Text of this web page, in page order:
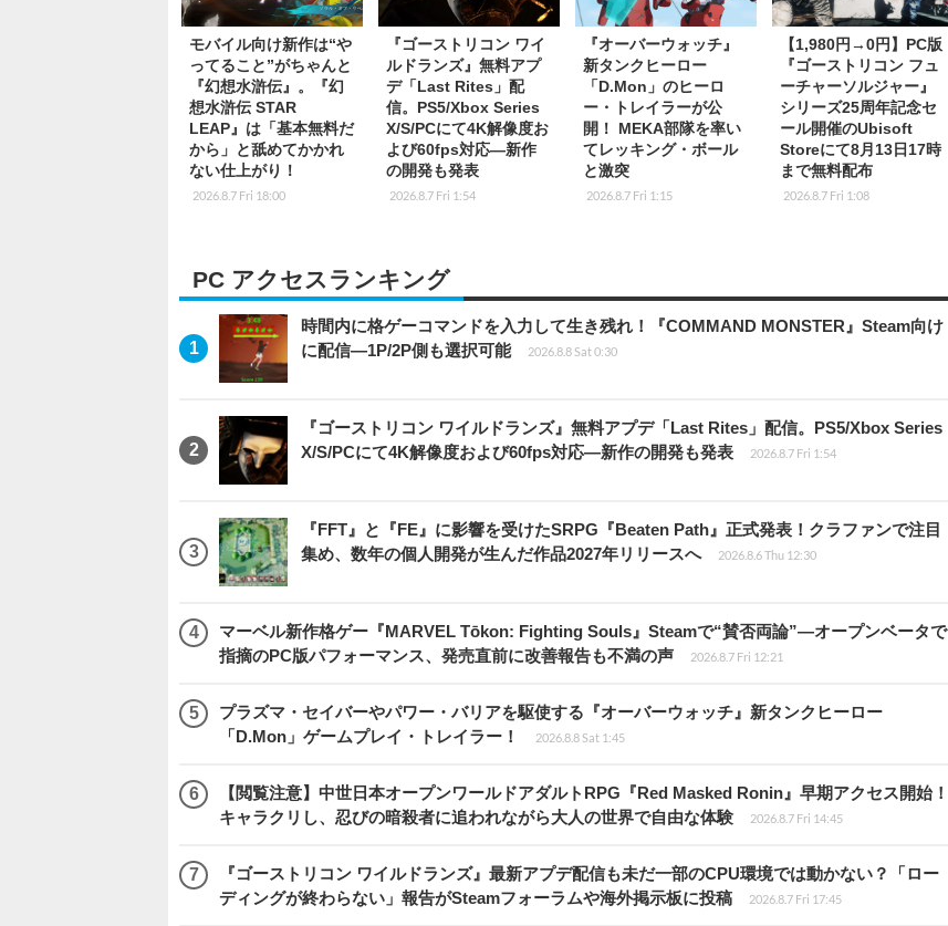
モバイル向け新作は“や
ってること”がちゃんと
『幻想水滸伝』。『幻
想水滸伝 STAR
LEAP』は「基本無料だ
から」と舐めてかかれ
ない仕上がり！
2026.8.7 Fri 18:00
『ゴーストリコン ワイ
ルドランズ』無料アプ
デ「Last Rites」配
信。PS5/Xbox Series
X/S/PCにて4K解像度お
よび60fps対応―新作
の開発も発表
2026.8.7 Fri 1:54
『オーバーウォッチ』
新タンクヒーロー
「D.Mon」のヒーロ
ー・トレイラーが公
開！ MEKA部隊を率い
てレッキング・ボール
と激突
2026.8.7 Fri 1:15
【1,980円→0円】PC版
『ゴーストリコン フュ
ーチャーソルジャー』
シリーズ25周年記念セ
ール開催のUbisoft
Storeにて8月13日17時
まで無料配布
2026.8.7 Fri 1:08
PC アクセスランキング
時間内に格ゲーコマンドを入力して生き残れ！『COMMAND MONSTER』Steam向け
に配信―1P/2P側も選択可能
2026.8.8 Sat 0:30
『ゴーストリコン ワイルドランズ』無料アプデ「Last Rites」配信。PS5/Xbox Series
X/S/PCにて4K解像度および60fps対応―新作の開発も発表
2026.8.7 Fri 1:54
『FFT』と『FE』に影響を受けたSRPG『Beaten Path』正式発表！クラファンで注目
集め、数年の個人開発が生んだ作品2027年リリースへ
2026.8.6 Thu 12:30
マーベル新作格ゲー『MARVEL Tōkon: Fighting Souls』Steamで“賛否両論”―オープンベータで
指摘のPC版パフォーマンス、発売直前に改善報告も不満の声
2026.8.7 Fri 12:21
プラズマ・セイバーやパワー・バリアを駆使する『オーバーウォッチ』新タンクヒーロー
「D.Mon」ゲームプレイ・トレイラー！
2026.8.8 Sat 1:45
【閲覧注意】中世日本オープンワールドアダルトRPG『Red Masked Ronin』早期アクセス開始！
キャラクリし、忍びの暗殺者に追われながら大人の世界で自由な体験
2026.8.7 Fri 14:45
『ゴーストリコン ワイルドランズ』最新アプデ配信も未だ一部のCPU環境では動かない？「ロー
ディングが終わらない」報告がSteamフォーラムや海外掲示板に投稿
2026.8.7 Fri 17:45